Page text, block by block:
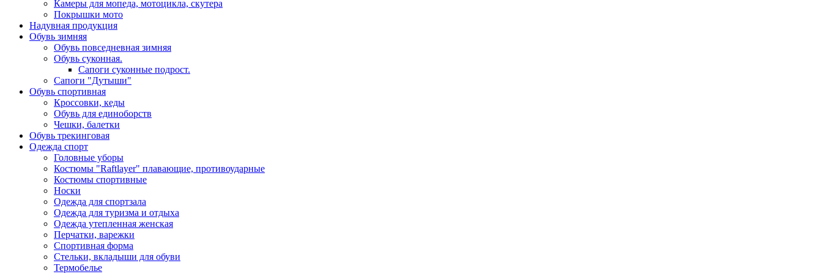
Камеры для мопеда, мотоцикла, скутера
Покрышки мото
Надувная продукция
Обувь зимняя
Обувь повседневная зимняя
Обувь суконная.
Сапоги суконные подрост.
Сапоги "Дутыши"
Обувь спортивная
Кроссовки, кеды
Обувь для единоборств
Чешки, балетки
Обувь трекинговая
Одежда спорт
Головные уборы
Костюмы "Raftlayer" плавающие, противоударные
Костюмы спортивные
Носки
Одежда для спортзала
Одежда для туризма и отдыха
Одежда утепленная женская
Перчатки, варежки
Спортивная форма
Стельки, вкладыши для обуви
Термобелье